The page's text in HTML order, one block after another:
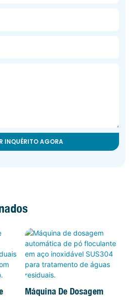
INQUÉRITO AGORA
Dosador Automático De Pó
Dessalinização, Com